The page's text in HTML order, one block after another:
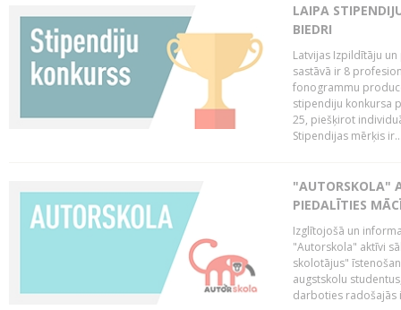
LAIPA
BIEDRI
Latvijas Izpildītāju
sastāvā ir 8
fonogrammu
stipendiju konkursa
25, piešķirot
Stipendijas mērķis
"AUTORSKOLA"
PIEDALĪTIES
Izglītojošā un
"Autorskola" aktīvi
skolotājus"
augstskolu
darboties radošajās